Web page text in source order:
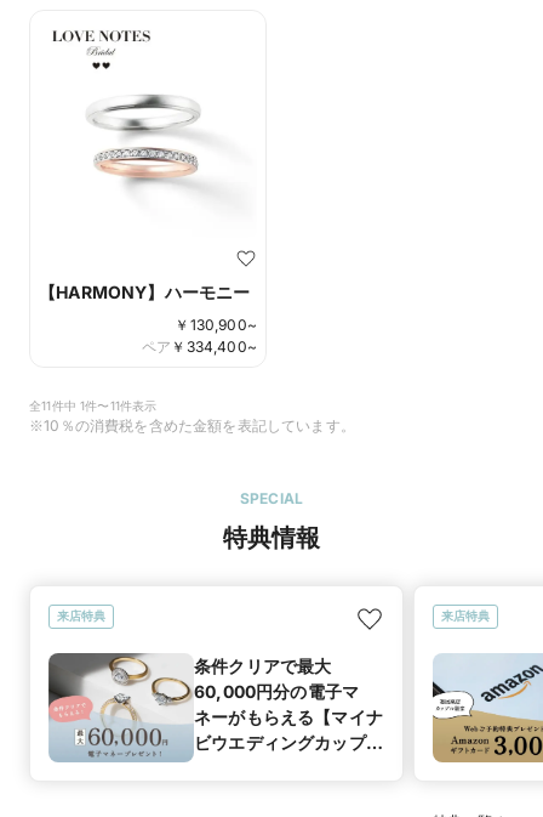
【HARMONY】ハーモニー
￥ 130,900~
￥ 334,400~
ペア
全11件中 1件〜11件表示
※10％の消費税を含めた金額を表記しています。
SPECIAL
特典情報
来店特典
条件クリアで最大
60,000円分の電子マ
ネーがもらえる【マイナ
ビウエディングカップル
来店特典